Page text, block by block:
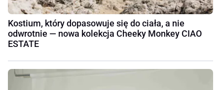
Kostium, który dopasowuje się do ciała, a nie
odwrotnie — nowa kolekcja Cheeky Monkey CIAO
ESTATE